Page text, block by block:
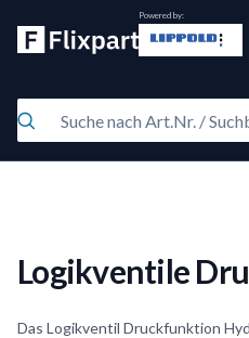
Powered by:
Logikventile
Das Logikventil Druckfunktion